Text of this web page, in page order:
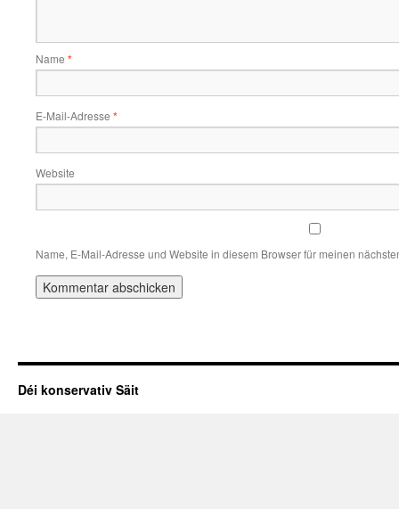
Name *
E-Mail-Adresse *
Website
Name, E-Mail-Adresse und Website in diesem Browser für meinen
Déi konservativ Säit